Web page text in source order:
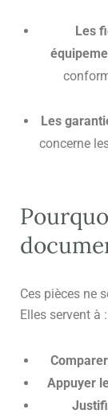
Les
Les
concerne
Ces pièces ne
Elles servent à :
Appuyer